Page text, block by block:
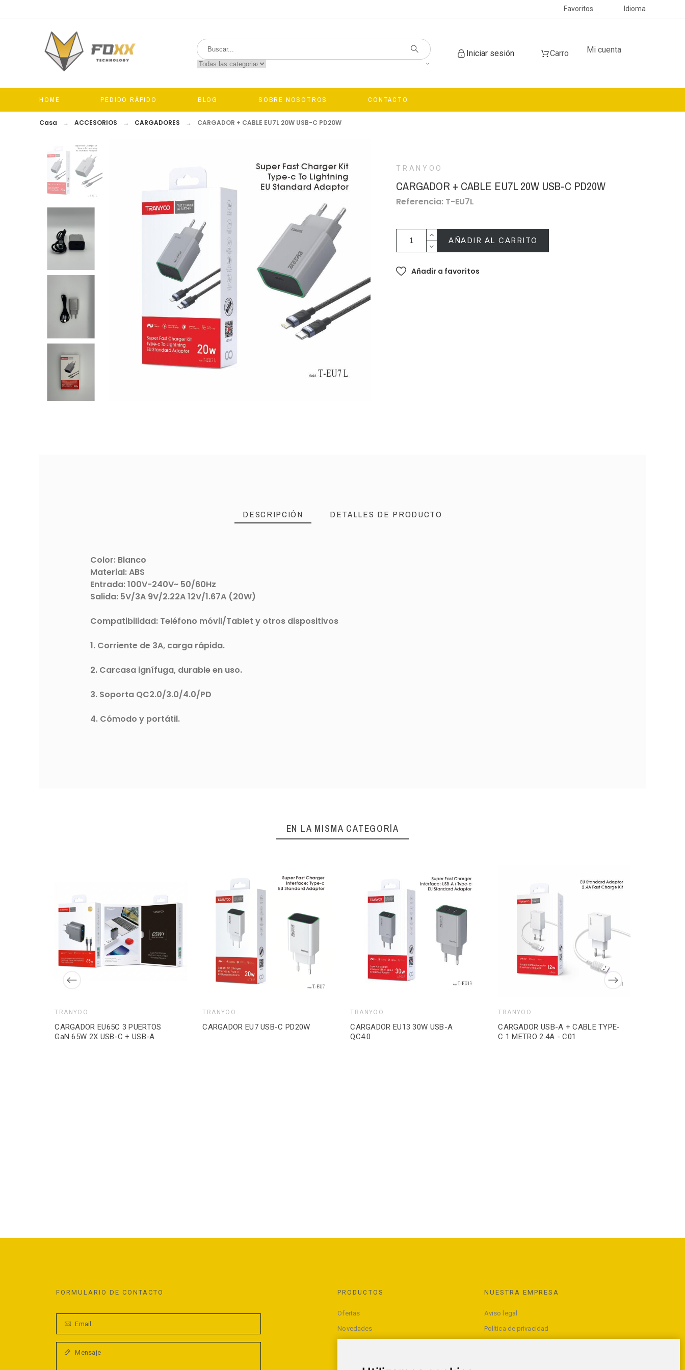
Favoritos Idioma
Iniciar sesión Carro Mi cuenta
HOME PEDIDO RÁPIDO BLOG SOBRE NOSOTROS CONTACTO
Casa ACCESORIOS CARGADORES CARGADOR + CABLE EU7L 20W USB-C PD20W
TRANYOO
CARGADOR + CABLE EU7L 20W USB-C PD20W
Referencia: T-EU7L
AÑADIR AL CARRITO
Añadir a favoritos
DESCRIPCIÓN DETALLES DE PRODUCTO
Color: Blanco
Material: ABS
Entrada: 100V-240V~ 50/60Hz
Salida: 5V/3A 9V/2.22A 12V/1.67A (20W)
Compatibilidad: Teléfono móvil/Tablet y otros dispositivos
1. Corriente de 3A, carga rápida.
2. Carcasa ignífuga, durable en uso.
3. Soporta QC2.0/3.0/4.0/PD
4. Cómodo y portátil.
EN LA MISMA CATEGORÍA
TRANYOO
CARGADOR EU65C 3 PUERTOS
GaN 65W 2X USB-C + USB-A
TRANYOO
CARGADOR EU7 USB-C PD20W
TRANYOO
CARGADOR EU13 30W USB-A
QC4.0
TRANYOO
CARGADOR USB-A + CABLE TYPE-
C 1 METRO 2.4A - C01
FORMULARIO DE CONTACTO PRODUCTOS
Ofertas
Novedades
NUESTRA EMPRESA
Aviso legal
Política de privacidad